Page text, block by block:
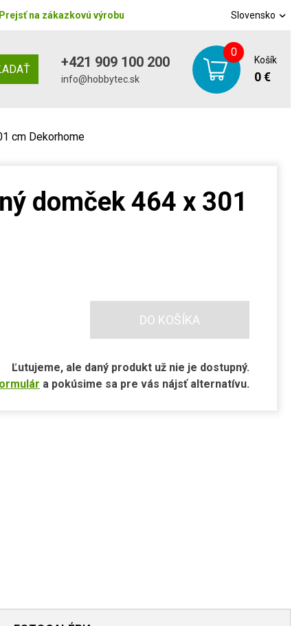
Prejsť na zákazkovú výrobu Slovensko
+421 909 100 200
info@hobbytec.sk
0
Košík
0 €
cm Dekorhome
domček 464 x 301
DO KOŠÍKA
Ľutujeme, ale daný produkt už nie je dostupný.
a pokúsime sa pre vás nájsť alternatívu.